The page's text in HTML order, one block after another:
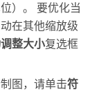
）。 要优化当
在其他缩放级
整大小复选框
图，请单击符